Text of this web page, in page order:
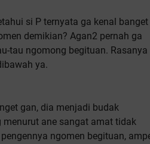
si P ternyata ga kenal banget
demikian? Agan2 pernah ga
tau ngomong begituan. Rasanya
ya.
gan, dia menjadi budak
ane sangat amat tidak
ngomen begituan,